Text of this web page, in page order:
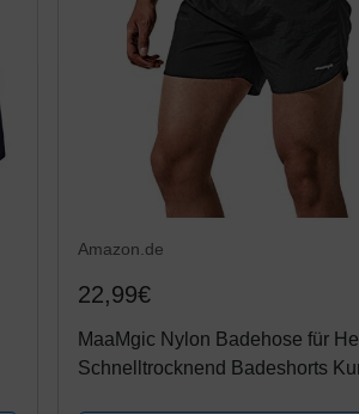
Amazon.de
22,99€
MaaMgic Nylon Badehose für
Schnelltrocknend Badeshorts